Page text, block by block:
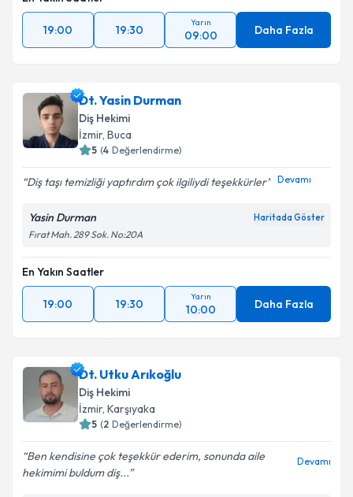
19:00 19:30
Yarın
09:00 Daha Fazla
Dt. Yasin Durman
Diş Hekimi
İzmir, Buca
5 (4 Değerlendirme)
Diş taşı temizliği yaptırdım çok ilgiliydi teşekkürler Devamı
Yasin Durman Haritada Göster
Fırat Mah. 289 Sok. No:20A
En Yakın Saatler
19:00 19:30
Yarın
10:00 Daha Fazla
Dt. Utku Arıkoğlu
Diş Hekimi
İzmir, Karşıyaka
5 (2 Değerlendirme)
Ben kendisine çok teşekkür ederim, sonunda aile
hekimimi buldum diş...
Devamı